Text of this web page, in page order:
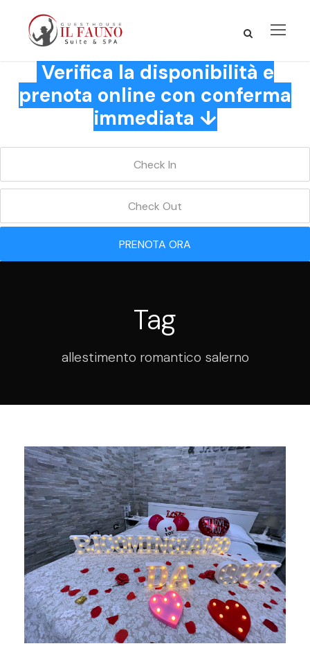
Verifica la disponibilità e
prenota online con conferma
immediata ↓
PRENOTA ORA
Tag
allestimento romantico salerno